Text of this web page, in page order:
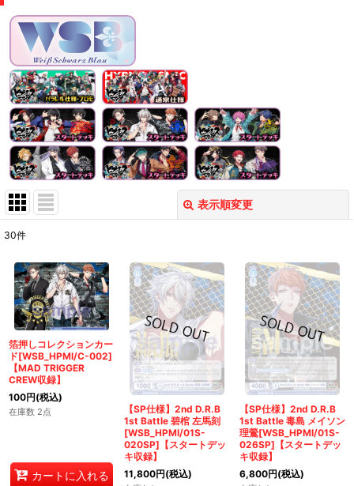
表示順変更
在庫あり
並び順:
絞り込む
30件
箔押しコレクションカー
ド[WSB_HPMI/C-002]
【MAD TRIGGER
CREW収録】
100円(税込)
在庫数 2点
カートに入れる
【SP仕様】2nd D.R.B
1st Battle 碧棺 左馬刻
[WSB_HPMI/01S-
020SP]【スタートデッ
キ収録】
11,800円(税込)
【SP仕様】2nd D.R.B
1st Battle 毒島 メイソン
理鶯[WSB_HPMI/01S-
026SP]【スタートデッ
キ収録】
6,800円(税込)